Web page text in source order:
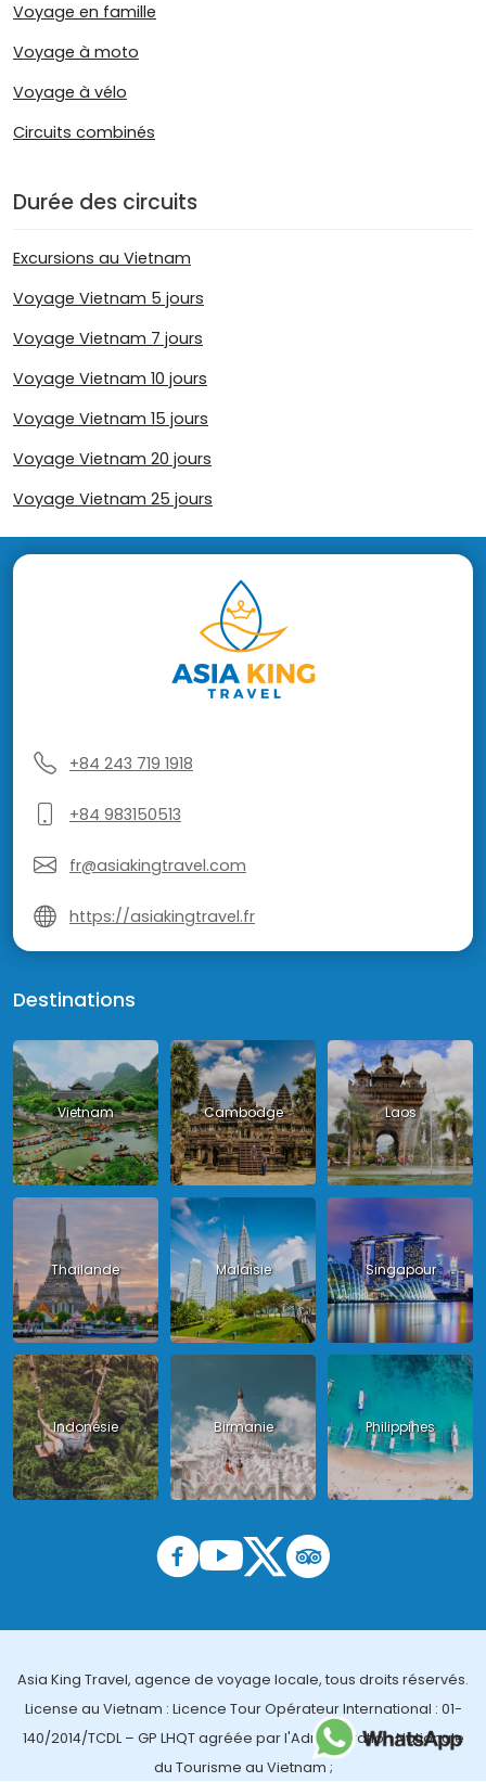
Voyage en famille
Voyage à moto
Voyage à vélo
Circuits combinés
Durée des circuits
Excursions au Vietnam
Voyage Vietnam 5 jours
Voyage Vietnam 7 jours
Voyage Vietnam 10 jours
Voyage Vietnam 15 jours
Voyage Vietnam 20 jours
Voyage Vietnam 25 jours
+84 243 719 1918
+84 983150513
fr@asiakingtravel.com
https://asiakingtravel.fr
Destinations
Vietnam Cambodge Laos
Thailande Malaisie Singapour
Indonésie Birmanie Philippines
Asia King Travel, agence de voyage locale, tous droits réservés.
License au Vietnam : Licence Tour Opérateur International : 01-
140/2014/TCDL – GP LHQT agréée par l'Administration Nationale
du Tourisme au Vietnam ;